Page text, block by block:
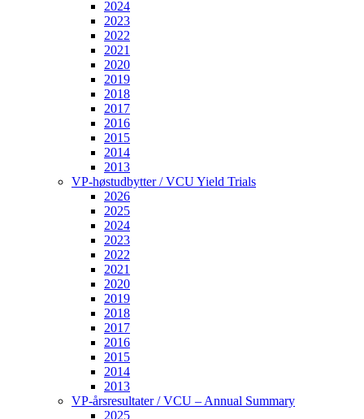
2024
2023
2022
2021
2020
2019
2018
2017
2016
2015
2014
2013
VP-høstudbytter / VCU Yield Trials
2026
2025
2024
2023
2022
2021
2020
2019
2018
2017
2016
2015
2014
2013
VP-årsresultater / VCU – Annual Summary
2025